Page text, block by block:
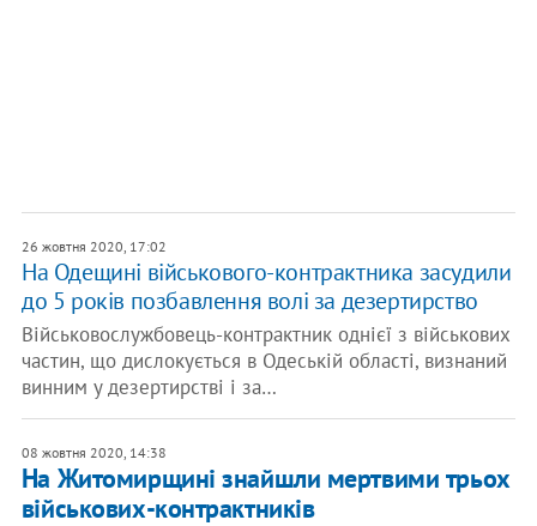
26 жовтня 2020, 17:02
На Одещині військового-контрактника засудили
до 5 років позбавлення волі за дезертирство
Військовослужбовець-контрактник однієї з військових
частин, що дислокується в Одеській області, визнаний
винним у дезертирстві і за…
08 жовтня 2020, 14:38
На Житомирщині знайшли мертвими трьох
військових-контрактників